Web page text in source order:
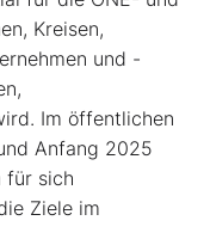
Kreisen,
und -
Im öffentlichen
Anfang 2025
für sich
Ziele im